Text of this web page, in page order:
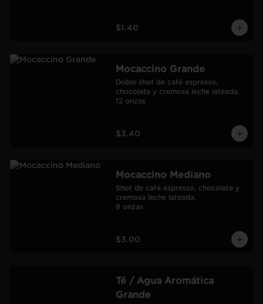
$1.40
Mocaccino Grande
Doble shot de café espresso,
chocolate y cremosa leche lateada.
12 onzas
$3.40
Mocaccino Mediano
Shot de café espresso, chocolate y
cremosa leche lateada.
9 onzas
$3.00
Té / Agua Aromática
Grande